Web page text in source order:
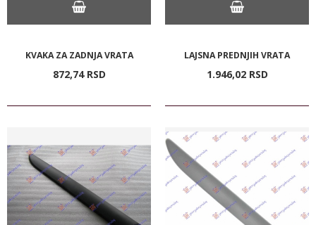
KVAKA ZA ZADNJA VRATA
872,74 RSD
LAJSNA PREDNJIH VRATA
1.946,02 RSD